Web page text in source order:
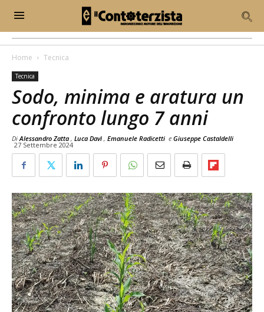
Home Tecnica
Tecnica
Sodo, minima e aratura un
confronto lungo 7 anni
DiAlessandro Zatta , Luca Davì , Emanuele Radicetti e Giuseppe Castaldelli
27 Settembre 2024